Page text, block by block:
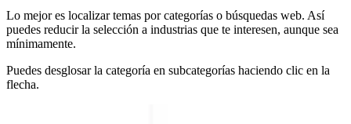
Lo mejor es localizar temas por categorías o búsquedas web. Así
puedes reducir la selección a industrias que te interesen, aunque sea
mínimamente.
Puedes desglosar la categoría en subcategorías haciendo clic en la
flecha.